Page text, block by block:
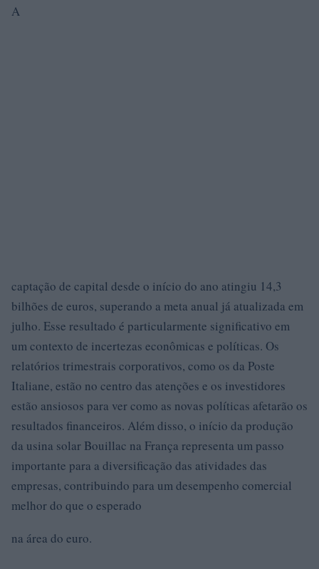
A
captação de capital desde o início do ano atingiu 14,3
bilhões de euros, superando a meta anual já atualizada em
julho. Esse resultado é particularmente significativo em
um contexto de incertezas econômicas e políticas. Os
relatórios trimestrais corporativos, como os da Poste
Italiane, estão no centro das atenções e os investidores
estão ansiosos para ver como as novas políticas afetarão os
resultados financeiros. Além disso, o início da produção
da usina solar Bouillac na França representa um passo
importante para a diversificação das atividades das
empresas, contribuindo para um desempenho comercial
melhor do que o esperado
na área do euro.